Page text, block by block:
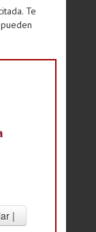
Te